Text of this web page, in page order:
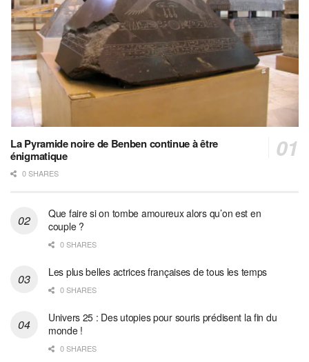
La Pyramide noire de Benben continue à être
énigmatique
0 SHARES
Que faire si on tombe amoureux alors qu’on est en
couple ?
0 SHARES
Les plus belles actrices françaises de tous les temps
0 SHARES
Univers 25 : Des utopies pour souris prédisent la fin du
monde !
0 SHARES